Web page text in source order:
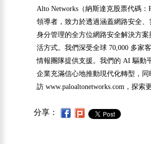
Alto Networks（納斯達克股票代碼
領導者，致力於透過涵蓋網路安全
身分管理的全方位網路安全解決方
活方式。我們深受全球 70,000 多家
情報團隊提供支援。我們的 AI 驅動
企業充滿信心地推動現代化轉型，
訪 www.paloaltonetworks.com，探索
分享：